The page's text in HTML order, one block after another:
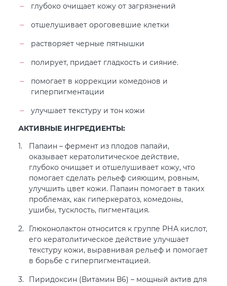
глубоко очищает кожу от загрязнений
отшелушивает ороговевшие клетки
растворяет черные пятнышки
полирует, придает гладкость и сияние.
помогает в коррекции комедонов и
гиперпигментации
улучшает текстуру и тон кожи
АКТИВНЫЕ ИНГРЕДИЕНТЫ:
Папаин – фермент из плодов папайи,
оказывает кератолитическое действие,
глубоко очищает и отшелушивает кожу, что
помогает сделать рельеф сияющим, ровным,
улучшить цвет кожи. Папаин помогает в таких
проблемах, как гиперкератоз, комедоны,
ушибы, тусклость, пигментация.
Глюконолактон относится к группе РНА кислот,
его кератолитическое действие улучшает
текстуру кожи, выравнивая рельеф и помогает
в борьбе с гиперпигментацией.
Пиридоксин (Витамин В6) – мощный актив для